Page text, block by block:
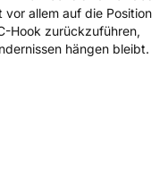
vor allem auf die Position
Hook zurückzuführen,
hängen bleibt.